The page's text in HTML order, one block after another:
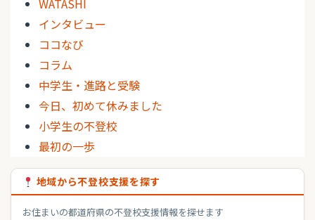
WATASHI
インタビュー
ココなび
コラム
中学生・進路と受験
今日、初めて休みました
小学生の不登校
最初の一歩
地域から不登校支援を探す
お住まいの都道府県の不登校支援情報を探せます